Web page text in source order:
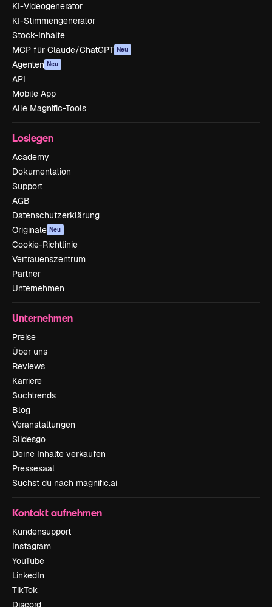
KI-Videogenerator
KI-Stimmengenerator
Stock-Inhalte
MCP für Claude/ChatGPT Neu
Agenten Neu
API
Mobile App
Alle Magnific-Tools
Loslegen
Academy
Dokumentation
Support
AGB
Datenschutzerklärung
Originale Neu
Cookie-Richtlinie
Vertrauenszentrum
Partner
Unternehmen
Unternehmen
Preise
Über uns
Reviews
Karriere
Suchtrends
Blog
Veranstaltungen
Slidesgo
Deine Inhalte verkaufen
Pressesaal
Suchst du nach magnific.ai
Kontakt aufnehmen
Kundensupport
Instagram
YouTube
LinkedIn
TikTok
Discord